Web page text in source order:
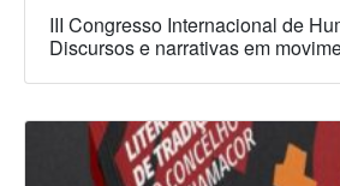
III Congresso Internacional de
Discursos e narrativas em